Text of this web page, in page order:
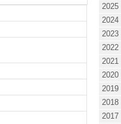
2025
2024
2023
2022
2021
2020
2019
2018
2017